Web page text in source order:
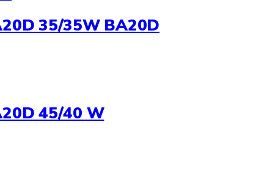
35/35W BA20D
45/40 W